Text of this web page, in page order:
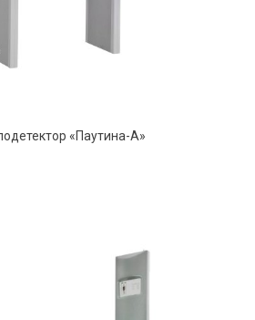
«Паутина-А»